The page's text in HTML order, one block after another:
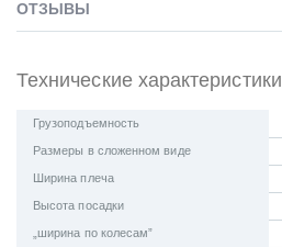
ОТЗЫВЫ
Технические характеристики
Грузоподъемность
Размеры в сложенном виде
Ширина плеча
Высота посадки
„ширина по колесам”